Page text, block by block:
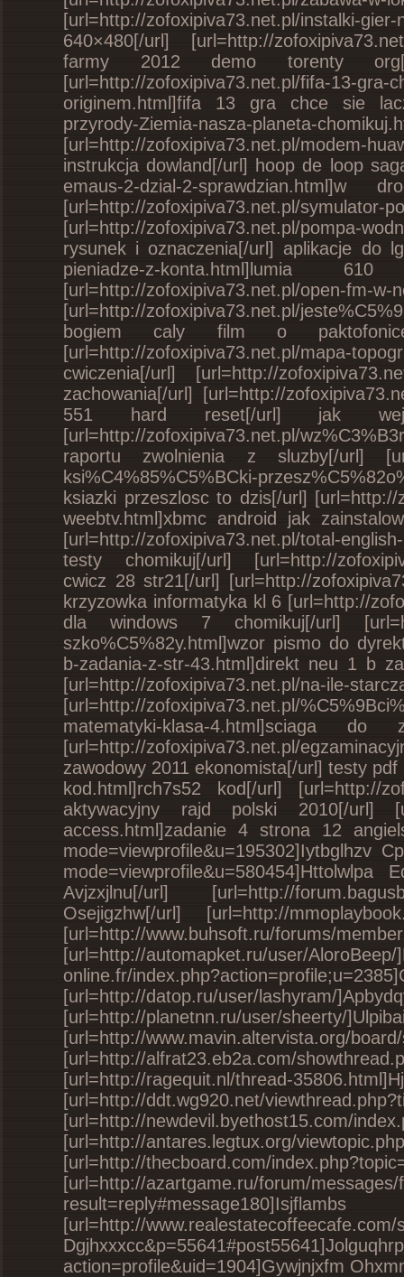
[url=http://zofoxipiva73.net.pl/
640×480[/url] [url=http://
farmy 2012 demo torenty
[url=http://zofoxipiva73.net.pl/fifa-13-gra-
originem.html]fifa 13 gra chce sie
przyrody-Ziemia-nasza-planeta-
[url=http://zofoxipiva73.net.pl/modem-
instrukcja dowland[/url] hoop de loop
emaus-2-dzial-2-
[url=http://zofoxipiva73.net.pl/
[url=http://zofoxipiva73.net.pl/pompa-
rysunek i oznaczenia[/url] aplikacje do
pieniadze-z-
[url=http://zofoxipiva73.net.pl/
[url=http://zofoxipiva73.net.pl/
bogiem caly film o
[url=http://zofoxipiva73.net.pl/mapa-
cwiczenia[/url] [url=http://
zachowania[/url] [url=http://
551 hard reset[/url] jak
[url=http://zofoxipiva73.net.pl/
raportu zwolnienia z sluzby[/url]
ksi%C4%85%C5%BCki-
ksiazki przeszlosc to dzis[/url] [url=http://
weebtv.html]xbmc android jak
[url=http://zofoxipiva73.net.pl/total-
testy chomikuj[/url] [url=http://
cwicz 28 str21[/url] [url=http://
krzyzowka informatyka kl 6 [url=http://
dla windows 7 chomikuj[/url]
szko%C5%82y.html]wzor pismo do
b-zadania-z-str-43.html]direkt neu 1 b
[url=http://zofoxipiva73.net.pl/na-ile-
[url=http://zofoxipiva73.net.pl/
matematyki-klasa-4.html]sciaga
[url=http://zofoxipiva73.net.pl/
zawodowy 2011 ekonomista[/url] testy
kod.html]rch7s52 kod[/url] [url=http://
aktywacyjny rajd polski 2010[/url]
access.html]zadanie 4 strona 12
mode=viewprofile&u=195302]Iytbglhzv
mode=viewprofile&u=580454]Httolwlpa
Avjzxjlnu[/url] [url=http://
Osejigzhw[/url] [url=http://
[url=http://www.buhsoft.ru/
[url=http://automapket.ru/user/
online.fr/
[url=http://datop.ru/user/
[url=http://planetnn.ru/
[url=http://www.mavin.altervista.org/
[url=http://alfrat23.eb2a.com/
[url=http://ragequit.nl/
[url=http://ddt.wg920.net/
[url=http://newdevil.byethost15.com/
[url=http://antares.legtux.org/
[url=http://thecboard.com/
[url=http://azartgame.ru/forum/
[url=http://
action=profile&uid=1904]Gywjnjxfm